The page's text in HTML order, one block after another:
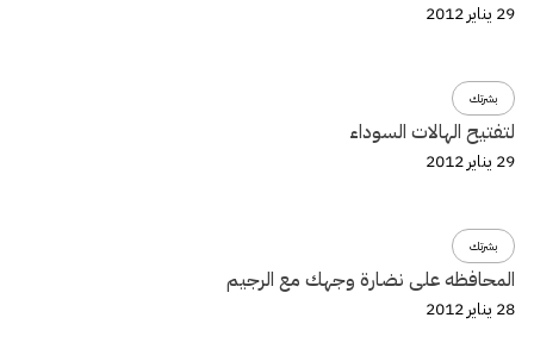
29 يناير 2012
بشرتك
لتفتيح الهالات السوداء
29 يناير 2012
بشرتك
المحافظه على نضارة وجهك مع الرجيم
28 يناير 2012